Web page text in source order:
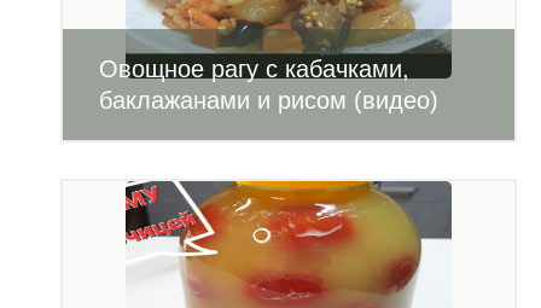
Овощное рагу с кабачками,
баклажанами и рисом (видео)